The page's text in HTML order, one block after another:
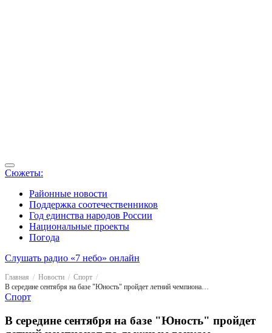
Сюжеты:
Районные новости
Поддержка соотечественников
Год единства народов России
Национальные проекты
Погода
Слушать радио «7 небо» онлайн
Главная Новости
Спорт
В середине сентября на базе "Юность" пройдет летний чемпионат по лыжным гонкам
Спорт
В середине сентября на базе "Юность" пройдет